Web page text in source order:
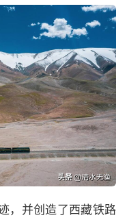
，并创造了西藏铁路